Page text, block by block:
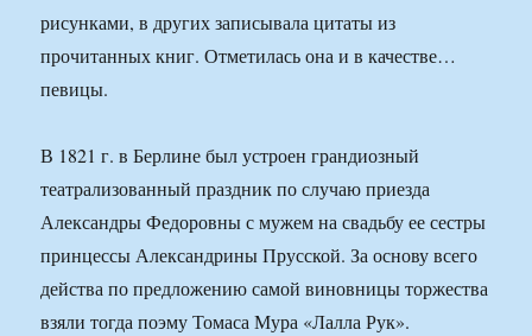
рисунками, в других записывала цитаты из
прочитанных книг. Отметилась она и в качестве…
певицы.
В 1821 г. в Берлине был устроен грандиозный
театрализованный праздник по случаю приезда
Александры Федоровны с мужем на свадьбу ее сестры
принцессы Александрины Прусской. За основу всего
действа по предложению самой виновницы торжества
взяли тогда поэму Томаса Мура «Лалла Рук».